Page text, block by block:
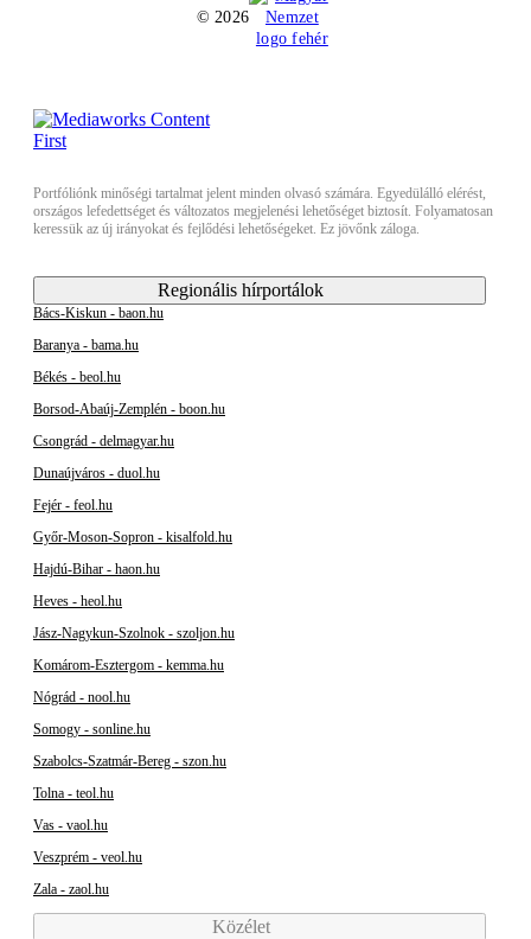
© 2026
Portfóliónk minőségi tartalmat jelent minden olvasó számára. Egyedülálló elérést,
országos lefedettséget és változatos megjelenési lehetőséget biztosít. Folyamatosan
keressük az új irányokat és fejlődési lehetőségeket. Ez jövőnk záloga.
Regionális hírportálok
Bács-Kiskun - baon.hu
Baranya - bama.hu
Békés - beol.hu
Borsod-Abaúj-Zemplén - boon.hu
Csongrád - delmagyar.hu
Dunaújváros - duol.hu
Fejér - feol.hu
Győr-Moson-Sopron - kisalfold.hu
Hajdú-Bihar - haon.hu
Heves - heol.hu
Jász-Nagykun-Szolnok - szoljon.hu
Komárom-Esztergom - kemma.hu
Nógrád - nool.hu
Somogy - sonline.hu
Szabolcs-Szatmár-Bereg - szon.hu
Tolna - teol.hu
Vas - vaol.hu
Veszprém - veol.hu
Zala - zaol.hu
Közélet